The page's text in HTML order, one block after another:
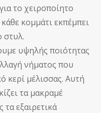
το χειροποίητο
κομμάτι εκπέμπει
στυλ.
υψηλής ποιότητας
νήματος που
κερί μέλισσας. Αυτή
τα μακραμέ
εξαιρετικά